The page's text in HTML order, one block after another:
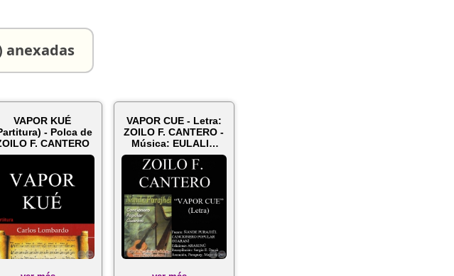
anexadas
VAPOR KUÉ
- Polca de
F. CANTERO
VAPOR CUE - Letra:
ZOILO F. CANTERO -
Música: EULALIO
IGLESIAS